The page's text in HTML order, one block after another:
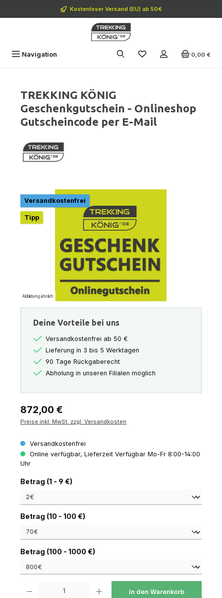
Zum Hauptinhalt springenKostenloser Versand (EU) ab 50€
Navigation 0,00 €
TREKKING KÖNIG
Geschenkgutschein - Onlineshop
Gutscheincode per E-Mail
Bildergalerie überspringen
Versandkostenfrei
Tipp
Abbildung ähnlich
Deine Vorteile bei uns
Versandkostenfrei ab 50 €
Lieferung in 3 bis 5 Werktagen
90 Tage Rückgaberecht
Abholung in unseren Filialen möglich
Regulärer Preis:
872,00 €
Preise inkl. MwSt. zzgl. Versandkosten
Versandkostenfrei
Online verfügbar, Lieferzeit Verfügbar Mo-Fr 8:00-14:00
Uhr
Betrag (1 - 9 €)auswählen
Betrag (10 - 100 €)auswählen
Betrag (100 - 1000 €)auswählen
In den Warenkorb